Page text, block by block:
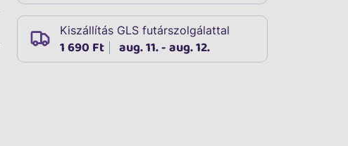
Kiszállítás GLS futárszolgálattal
1 690 Ft aug. 11. - aug. 12.